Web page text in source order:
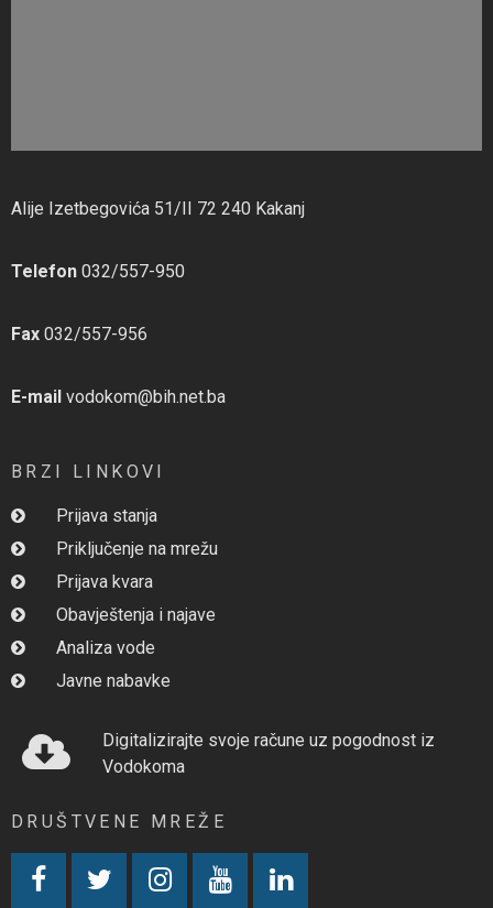
Alije Izetbegovića 51/II 72 240 Kakanj
Telefon 032/557-950
Fax 032/557-956
E-mail vodokom@bih.net.ba
BRZI LINKOVI
Prijava stanja
Priključenje na mrežu
Prijava kvara
Obavještenja i najave
Analiza vode
Javne nabavke
Digitalizirajte svoje račune uz pogodnost iz
Vodokoma
DRUŠTVENE MREŽE